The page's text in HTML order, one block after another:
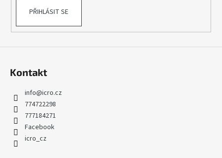
PŘIHLÁSIT SE
Kontakt
info@icro.cz
774722298
777184271
Facebook
icro_cz